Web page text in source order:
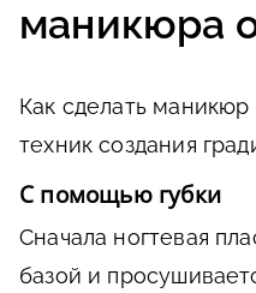
маникюра
Как сделать
техник создания
С помощью губки
Сначала ногтевая
базой и